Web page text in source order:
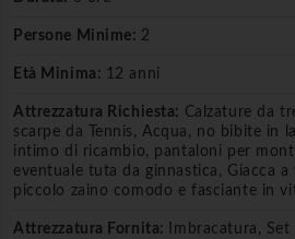
Persone Minime: 2
Età Minima: 12 anni
Attrezzatura Richiesta: Calzature da
scarpe da Tennis, Acqua, no bibite in
intimo di ricambio, pantaloni per
eventuale tuta da ginnastica, Giacca a
piccolo zaino comodo e fasciante in
Attrezzatura Fornita:
Imbracatura,